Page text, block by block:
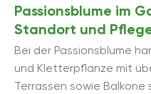
Passionsblume im
Standort und
Bei der Passionsblume
und Kletterpflanze mit
Terrassen sowie Balkone